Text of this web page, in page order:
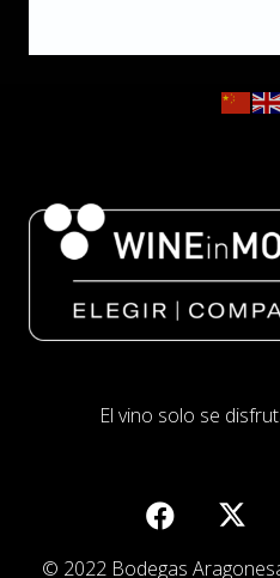
El vino solo se
© 2022 Bodegas